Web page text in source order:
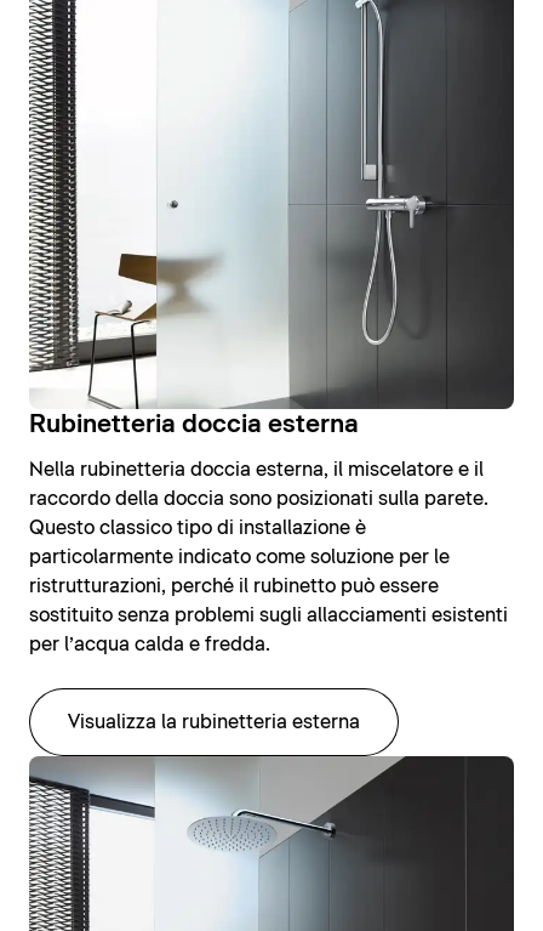
Rubinetteria doccia esterna
Nella rubinetteria doccia esterna, il miscelatore e il
raccordo della doccia sono posizionati sulla parete.
Questo classico tipo di installazione è
particolarmente indicato come soluzione per le
ristrutturazioni, perché il rubinetto può essere
sostituito senza problemi sugli allacciamenti esistenti
per l’acqua calda e fredda.
Visualizza la rubinetteria esterna